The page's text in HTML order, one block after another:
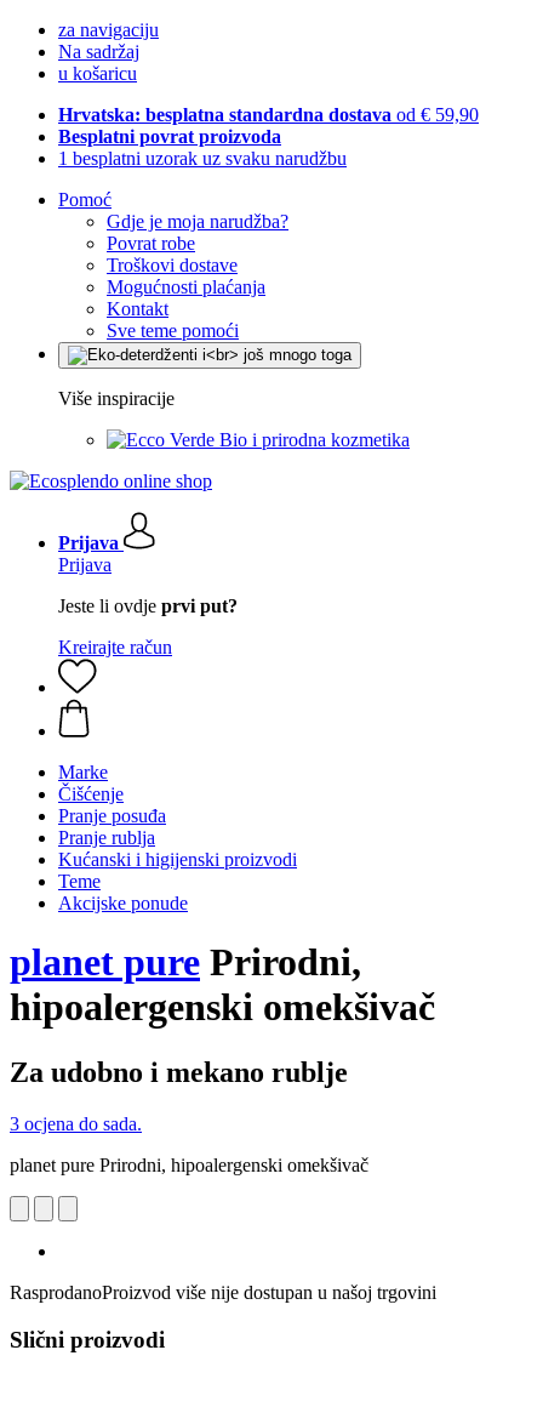
za navigaciju
Na sadržaj
u košaricu
Hrvatska: besplatna standardna dostava od € 59,90
Besplatni povrat proizvoda
1 besplatni uzorak uz svaku narudžbu
Pomoć
Gdje je moja narudžba?
Povrat robe
Troškovi dostave
Mogućnosti plaćanja
Kontakt
Sve teme pomoći
Više inspiracije
Bio i prirodna kozmetika
Prijava
Prijava
Jeste li ovdje prvi put?
Kreirajte račun
Marke
Čišćenje
Pranje posuđa
Pranje rublja
Kućanski i higijenski proizvodi
Teme
Akcijske ponude
planet pure Prirodni,
hipoalergenski omekšivač
Za udobno i mekano rublje
3 ocjena do sada.
planet pure Prirodni, hipoalergenski omekšivač
RasprodanoProizvod više nije dostupan u našoj trgovini
Slični proizvodi